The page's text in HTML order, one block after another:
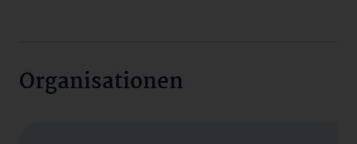
Organisationen